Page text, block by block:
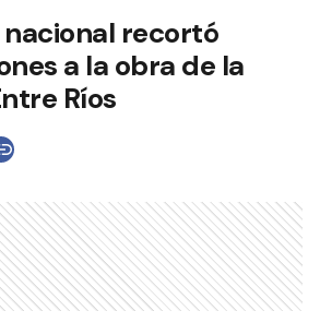
nacional recortó
a la obra de la
Ríos